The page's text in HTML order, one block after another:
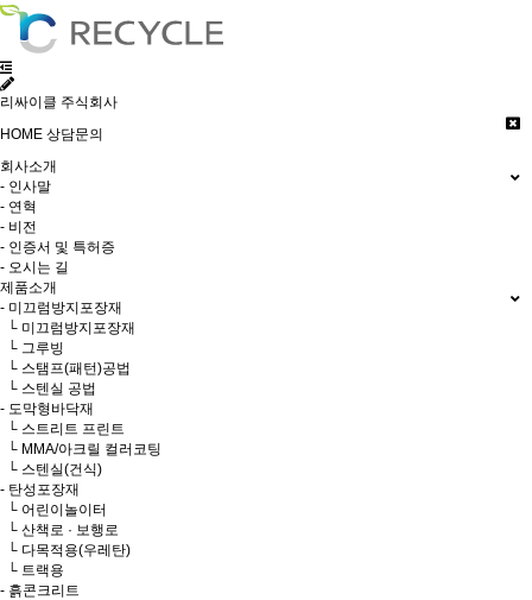
리싸이클 주식회사
HOME 상담문의
회사소개
- 인사말
- 연혁
- 비전
- 인증서 및 특허증
- 오시는 길
제품소개
- 미끄럼방지포장재
└ 미끄럼방지포장재
└ 그루빙
└ 스탬프(패턴)공법
└ 스텐실 공법
- 도막형바닥재
└ 스트리트 프린트
└ MMA/아크릴 컬러코팅
└ 스텐실(건식)
- 탄성포장재
└ 어린이놀이터
└ 산책로 · 보행로
└ 다목적용(우레탄)
└ 트랙용
- 흙콘크리트